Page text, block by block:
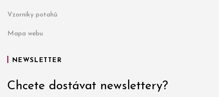
Vzorníky potahů
Mapa webu
NEWSLETTER
Chcete dostávat newslettery?